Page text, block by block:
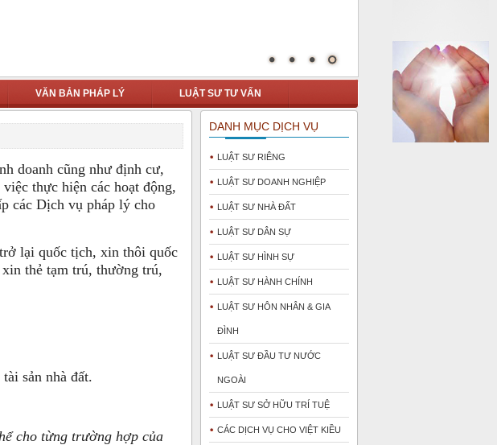
VĂN BẢN PHÁP LÝ LUẬT SƯ TƯ VẤN
doanh cũng như định cư,
thực hiện các hoạt động,
các Dịch vụ pháp lý cho
lại quốc tịch, xin thôi quốc
thẻ tạm trú, thường trú,
sản nhà đất.
cho từng trường hợp của
DANH MỤC DỊCH VỤ
LUẬT SƯ RIÊNG
LUẬT SƯ DOANH NGHIỆP
LUẬT SƯ NHÀ ĐẤT
LUẬT SƯ DÂN SỰ
LUẬT SƯ HÌNH SỰ
LUẬT SƯ HÀNH CHÍNH
LUẬT SƯ HÔN NHÂN & GIA
ĐÌNH
LUẬT SƯ ĐẦU TƯ NƯỚC
NGOÀI
LUẬT SƯ SỞ HỮU TRÍ TUỆ
CÁC DỊCH VỤ CHO VIỆT KIỀU